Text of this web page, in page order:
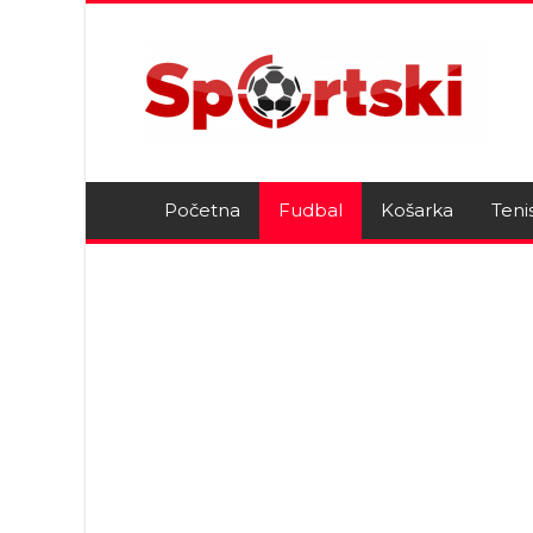
Početna Fudbal Košarka